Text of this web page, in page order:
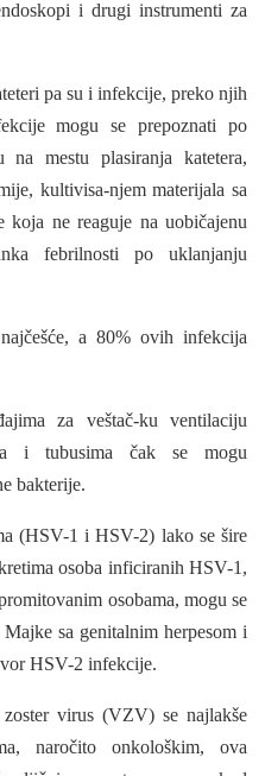
i drugi instrumenti za
pa su i infekcije, preko njih
mogu se prepoznati po
mestu plasiranja katetera,
kultivisa-njem materijala sa
koja ne reaguje na uobičajenu
febrilnosti po uklanjanju
a 80% ovih infekcija
za veštač-ku ventilaciju
i tubusima čak se mogu
bakterije.
(HSV-1 i HSV-2) lako se šire
osoba inficiranih HSV-1,
osobama, mogu se
sa genitalnim herpesom i
HSV-2 infekcije.
virus (VZV) se najlakše
naročito onkološkim, ova